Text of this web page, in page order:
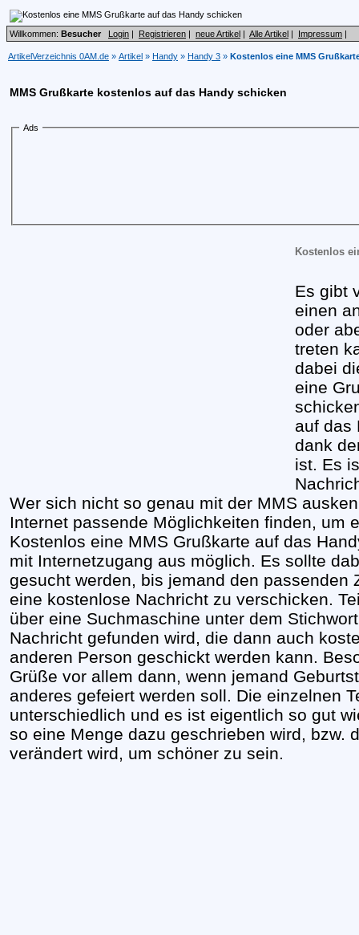
Willkommen: Besucher Login | Registrieren | neue Artikel | Alle Artikel | Impressum |
ArtikelVerzeichnis 0AM.de » Artikel » Handy » Handy 3 » Kostenlos eine MMS
MMS Grußkarte kostenlos auf das Handy schicken
Ads
Kostenlos
Es gibt
einen
oder
treten
dabei
eine
auf das
dank
ist. Es
Wer sich nicht so genau mit der MMS
Internet passende Möglichkeiten finden, um
Kostenlos eine MMS Grußkarte auf das
mit Internetzugang aus möglich. Es sollte
gesucht werden, bis jemand den passenden
eine kostenlose Nachricht zu verschicken.
über eine Suchmaschine unter dem
Nachricht gefunden wird, die dann auch
anderen Person geschickt werden kann.
Grüße vor allem dann, wenn jemand
anderes gefeiert werden soll. Die einzelnen
unterschiedlich und es ist eigentlich so gut
so eine Menge dazu geschrieben wird, bzw.
verändert wird, um schöner zu sein.